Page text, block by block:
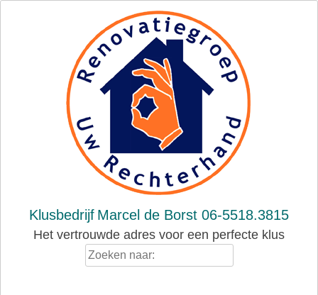
Klusbedrijf Marcel de Borst 06-5518.3815
Het vertrouwde adres voor een perfecte klus